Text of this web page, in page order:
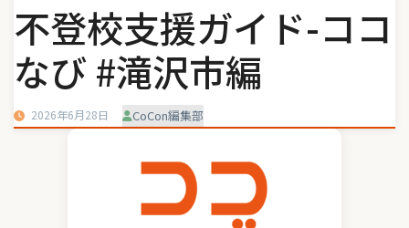
不登校支援ガイド-ココ
なび #滝沢市編
2026年6月28日 CoCon編集部